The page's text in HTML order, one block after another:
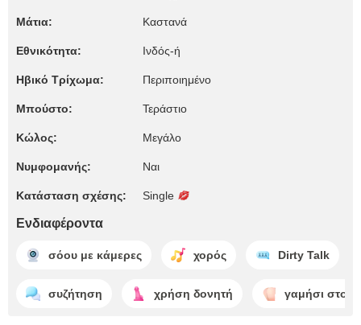
Μάτια: Καστανά
Εθνικότητα: Ινδός-ή
Ηβικό Τρίχωμα: Περιποιημένο
Μπούστο: Τεράστιο
Κώλος: Μεγάλο
Νυμφομανής: Ναι
Κατάσταση σχέσης: Single
Ενδιαφέροντα
σόου με κάμερες χορός Dirty Talk
συζήτηση χρήση δονητή γαμήσι στον